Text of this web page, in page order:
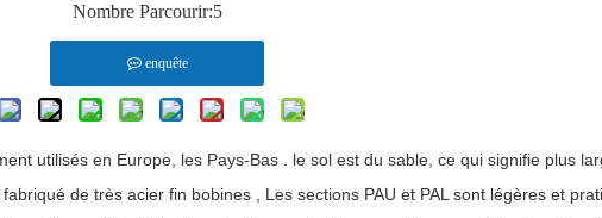
Nombre Parcourir:5
enquête
utilisés en Europe, les Pays-Bas . le sol est du sable, ce qui signifie plus
fabriqué de très acier fin bobines , Les sections PAU et PAL sont légères et